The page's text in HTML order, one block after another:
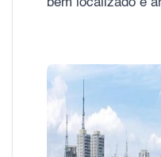
bem localizado e